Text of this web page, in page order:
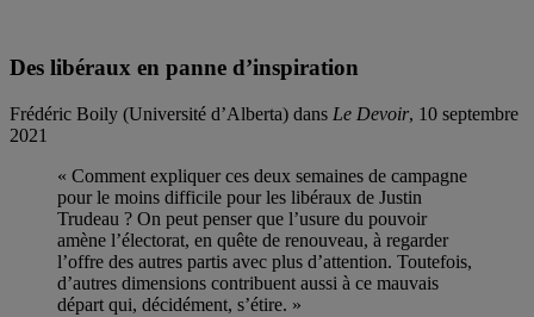
Des libéraux en panne d’inspiration
Frédéric Boily (Université d’Alberta) dans Le Devoir, 10 septembre
2021
« Comment expliquer ces deux semaines de campagne
pour le moins difficile pour les libéraux de Justin
Trudeau ? On peut penser que l’usure du pouvoir
amène l’électorat, en quête de renouveau, à regarder
l’offre des autres partis avec plus d’attention. Toutefois,
d’autres dimensions contribuent aussi à ce mauvais
départ qui, décidément, s’étire. »